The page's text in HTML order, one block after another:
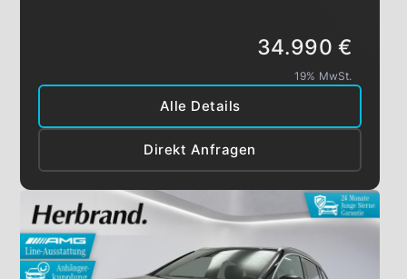
Alle Details
Direkt Anfragen
34.990 €
19% MwSt.